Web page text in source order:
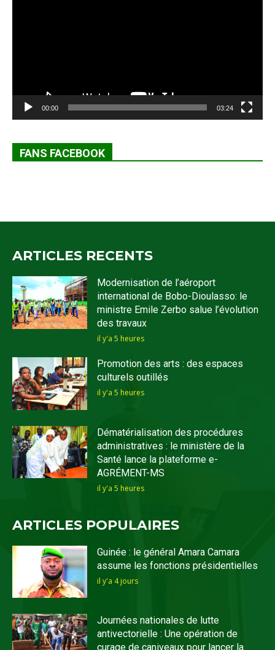
00:00 03:24
FANS FACEBOOK
ARTICLES RECENTS
Modernisation de l’aéroport
international de Bobo-Dioulasso: le
ministre Emile Zerbo salue l’évolution
des travaux
il y'a 5 heures
Promotion des arts : des espaces
culturels outillés
il y'a 5 heures
Dématérialisation des procédures
administratives : le ministère de la
Santé lance la plateforme e-
AGRÉMENT-MS
il y'a 5 heures
ARTICLES POPULAIRES
Guinée : le général Amara Camara
assume les fonctions présidentielles
il y'a 4 jours
Journées nationales de lutte
antivectorielle : Une opération de
curage de caniveaux pour lancer la